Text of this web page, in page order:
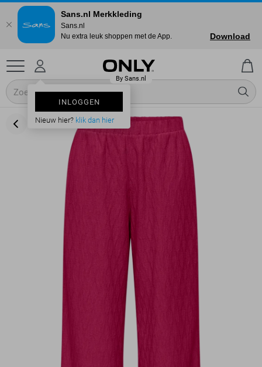
INLOGGEN
Nieuw hier? klik dan hier
Sans.nl Merkkleding
Sans.nl
Nu extra leuk shoppen met de App.
Download